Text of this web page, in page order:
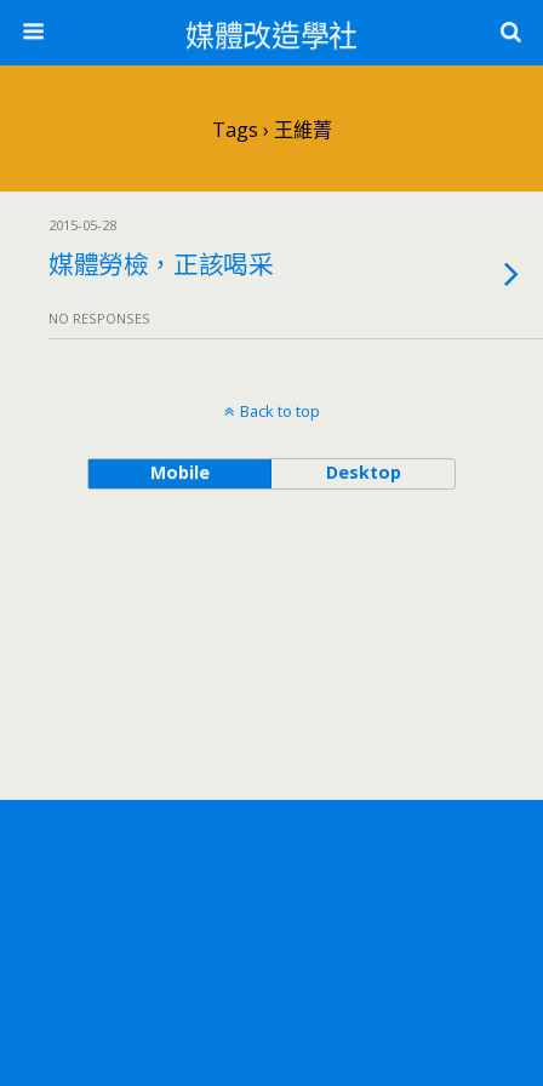
媒體改造學社
Tags › 王維菁
2015-05-28
媒體勞檢，正該喝采
NO RESPONSES
Back to top
Mobile Desktop